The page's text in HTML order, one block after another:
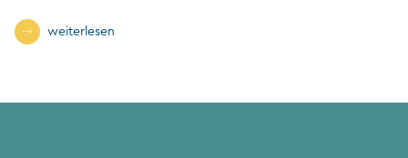
weiterlesen